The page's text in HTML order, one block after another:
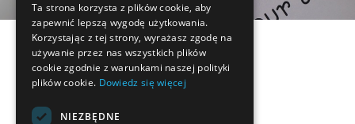
Ta strona korzysta z plików cookie, aby
zapewnić lepszą wygodę użytkowania.
Korzystając z tej strony, wyrażasz zgodę na
używanie przez nas wszystkich plików
cookie zgodnie z warunkami naszej polityki
plików cookie. Dowiedz się więcej
NIEZBĘDNE